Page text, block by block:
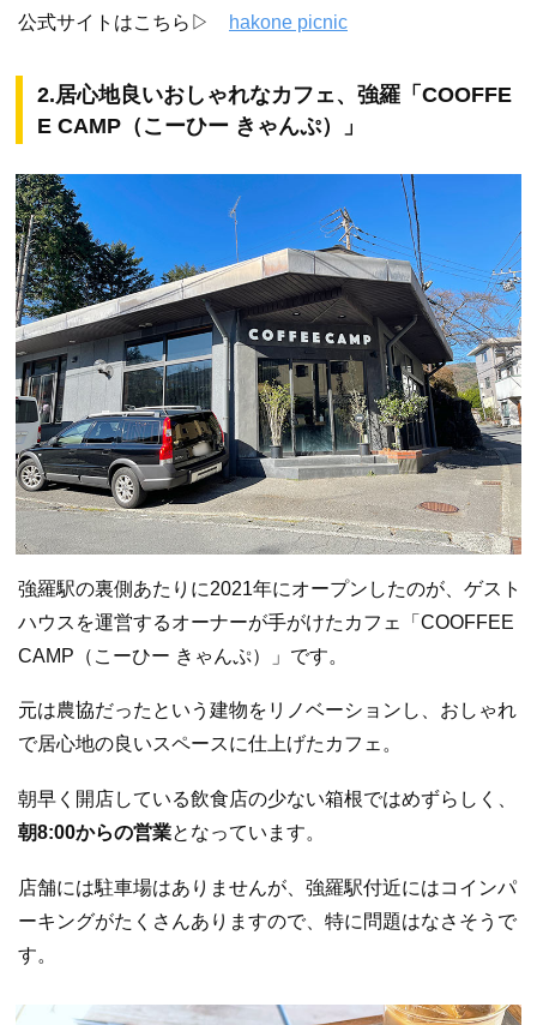
公式サイトはこちら▷ hakone picnic
2.居心地良いおしゃれなカフェ、強羅「COOFFE
E CAMP（こーひー きゃんぷ）」
強羅駅の裏側あたりに2021年にオープンしたのが、ゲスト
ハウスを運営するオーナーが手がけたカフェ「COOFFEE
CAMP（こーひー きゃんぷ）」です。
元は農協だったという建物をリノベーションし、おしゃれ
で居心地の良いスペースに仕上げたカフェ。
朝早く開店している飲食店の少ない箱根ではめずらしく、
朝8:00からの営業となっています。
店舗には駐車場はありませんが、強羅駅付近にはコインパ
ーキングがたくさんありますので、特に問題はなさそうで
す。